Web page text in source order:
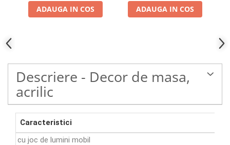
ADAUGA IN COS ADAUGA IN COS
Descriere - Decor de masa,
acrilic
Caracteristici
cu joc de lumini mobil